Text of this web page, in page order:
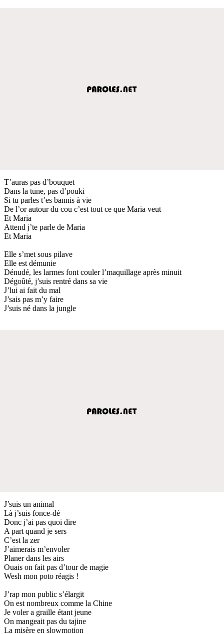
T’auras pas d’bouquet
Dans la tune, pas d’pouki
Si tu parles t’es bannis à vie
De l’or autour du cou c’est tout ce que Maria veut
Et Maria
Attend j’te parle de Maria
Et Maria
Elle s’met sous pilave
Elle est démunie
Dénudé, les larmes font couler l’maquillage après minuit
Dégoûté, j’suis rentré dans sa vie
J’lui ai fait du mal
J’sais pas m’y faire
J’suis né dans la jungle
J’suis un animal
Là j’suis fonce-dé
Donc j’ai pas quoi dire
A part quand je sers
C’est la zer
J’aimerais m’envoler
Planer dans les airs
Ouais on fait pas d’tour de magie
Wesh mon poto réagis !
J’rap mon public s’élargit
On est nombreux comme la Chine
Je voler a graille étant jeune
On mangeait pas du tajine
La misère en slowmotion